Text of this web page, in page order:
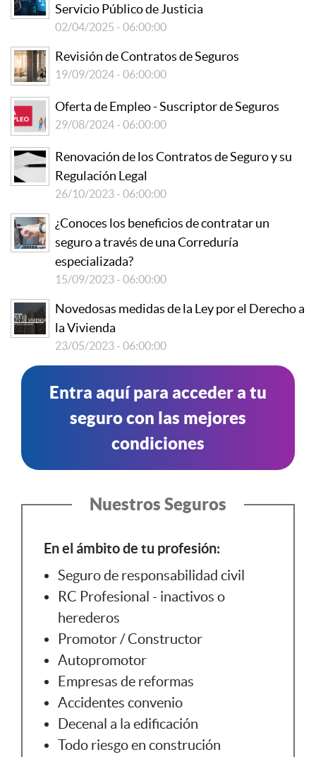
Servicio Público de Justicia
02/04/2025 - 06:00:00
Revisión de Contratos de Seguros
19/09/2024 - 06:00:00
Oferta de Empleo - Suscriptor de Seguros
29/08/2024 - 06:00:00
Renovación de los Contratos de Seguro y su
Regulación Legal
26/10/2023 - 06:00:00
¿Conoces los beneficios de contratar un
seguro a través de una Correduría
especializada?
15/09/2023 - 06:00:00
Novedosas medidas de la Ley por el Derecho a
la Vivienda
23/05/2023 - 06:00:00
Entra aquí para acceder a tu
seguro con las mejores
condiciones
Nuestros Seguros
En el ámbito de tu profesión:
Seguro de responsabilidad civil
RC Profesional - inactivos o
herederos
Promotor / Constructor
Autopromotor
Empresas de reformas
Accidentes convenio
Decenal a la edificación
Todo riesgo en construción